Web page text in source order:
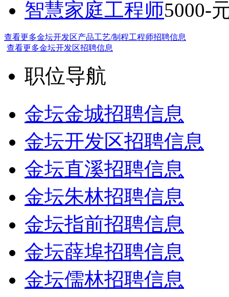
智慧家庭工程师5000-
查看更多金坛开发区产品工艺/制程工程师招聘信息
查看更多金坛开发区招聘信息
职位导航
金坛金城招聘信息
金坛开发区招聘信息
金坛直溪招聘信息
金坛朱林招聘信息
金坛指前招聘信息
金坛薛埠招聘信息
金坛儒林招聘信息